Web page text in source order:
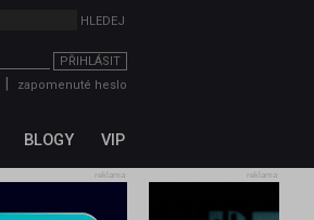
PŘIHLÁSIT
zapomenuté heslo
BLOGY VIP
reklama
reklama